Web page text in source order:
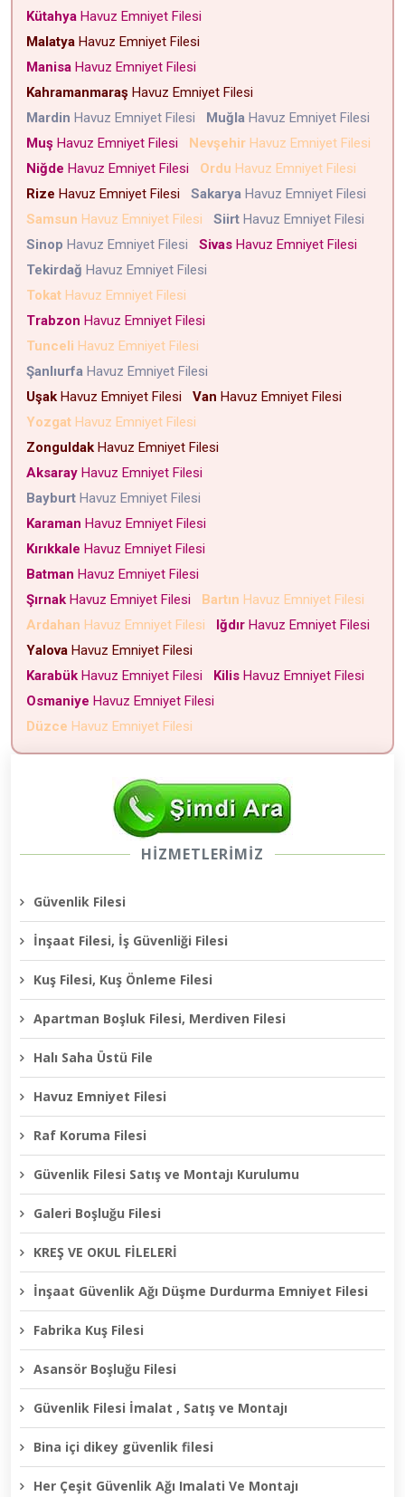
Kütahya Havuz Emniyet Filesi
Malatya Havuz Emniyet Filesi
Manisa Havuz Emniyet Filesi
Kahramanmaraş Havuz Emniyet Filesi
Mardin Havuz Emniyet Filesi Muğla Havuz Emniyet Filesi
Muş Havuz Emniyet Filesi Nevşehir Havuz Emniyet Filesi
Niğde Havuz Emniyet Filesi Ordu Havuz Emniyet Filesi
Rize Havuz Emniyet Filesi Sakarya Havuz Emniyet Filesi
Samsun Havuz Emniyet Filesi Siirt Havuz Emniyet Filesi
Sinop Havuz Emniyet Filesi Sivas Havuz Emniyet Filesi
Tekirdağ Havuz Emniyet Filesi
Tokat Havuz Emniyet Filesi
Trabzon Havuz Emniyet Filesi
Tunceli Havuz Emniyet Filesi
Şanlıurfa Havuz Emniyet Filesi
Uşak Havuz Emniyet Filesi Van Havuz Emniyet Filesi
Yozgat Havuz Emniyet Filesi
Zonguldak Havuz Emniyet Filesi
Aksaray Havuz Emniyet Filesi
Bayburt Havuz Emniyet Filesi
Karaman Havuz Emniyet Filesi
Kırıkkale Havuz Emniyet Filesi
Batman Havuz Emniyet Filesi
Şırnak Havuz Emniyet Filesi Bartın Havuz Emniyet Filesi
Ardahan Havuz Emniyet Filesi Iğdır Havuz Emniyet Filesi
Yalova Havuz Emniyet Filesi
Karabük Havuz Emniyet Filesi Kilis Havuz Emniyet Filesi
Osmaniye Havuz Emniyet Filesi
Düzce Havuz Emniyet Filesi
HİZMETLERİMİZ
Güvenlik Filesi
İnşaat Filesi, İş Güvenliği Filesi
Kuş Filesi, Kuş Önleme Filesi
Apartman Boşluk Filesi, Merdiven Filesi
Halı Saha Üstü File
Havuz Emniyet Filesi
Raf Koruma Filesi
Güvenlik Filesi Satış ve Montajı Kurulumu
Galeri Boşluğu Filesi
KREŞ VE OKUL FİLELERİ
İnşaat Güvenlik Ağı Düşme Durdurma Emniyet Filesi
Fabrika Kuş Filesi
Asansör Boşluğu Filesi
Güvenlik Filesi İmalat , Satış ve Montajı
Bina içi dikey güvenlik filesi
Her Çeşit Güvenlik Ağı Imalati Ve Montajı